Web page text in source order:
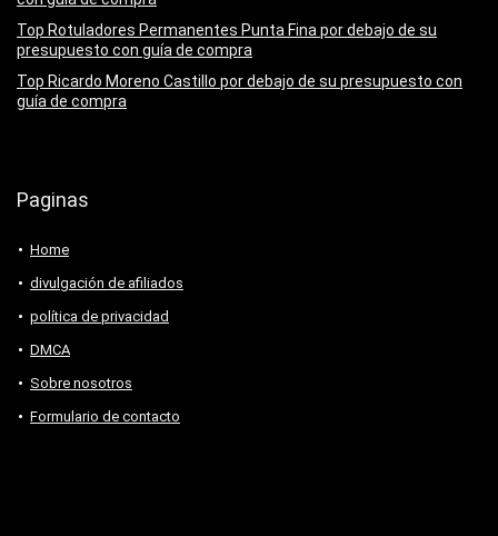
Top Rotuladores Permanentes Punta Fina por debajo de su
presupuesto con guía de compra
Top Ricardo Moreno Castillo por debajo de su presupuesto con
guía de compra
Paginas
Home
divulgación de afiliados
política de privacidad
DMCA
Sobre nosotros
Formulario de contacto